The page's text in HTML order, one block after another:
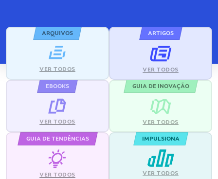
ARQUIVOS
VER TODOS
ARTIGOS
VER TODOS
EBOOKS
VER TODOS
GUIA DE INOVAÇÃO
VER TODOS
GUIA DE TENDÊNCIAS
VER TODOS
IMPULSIONA
VER TODOS